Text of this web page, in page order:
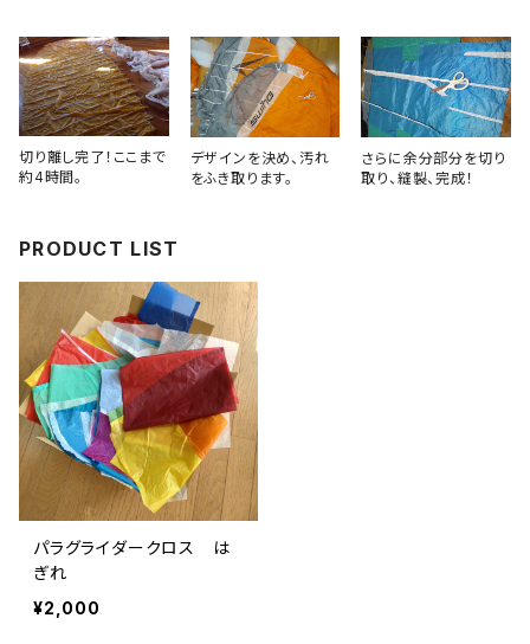
切り離し完了！ここまで
約4時間。
デザインを決め、汚れ
をふき取ります。
さらに余分部分を切り
取り、縫製、完成！
PRODUCT LIST
パラグライダークロス は
ぎれ
¥2,000